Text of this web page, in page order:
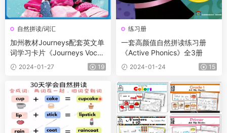
自然拼读/词汇
加州教材Journeys配套英文单
词学习卡片《Journeys Vocab
ulary in Context Cards》GK-
G6 共7本
2024-01-27 19
练习册
一套高颜值自然拼读练习册
《Active Phonics》全3册
2024-01-24 15